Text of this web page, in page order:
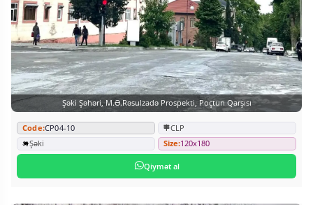
Şəki Şəhəri, M.Ə.Rəsulzadə Prospekti, Poçtun Qarşısı
Code:CP04-10
CLP
Şəki
Size:120x180
Qiymət al